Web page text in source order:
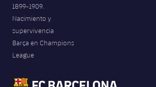
1899-1909.
Nacimiento y
supervivencia
Barça en Champions
League